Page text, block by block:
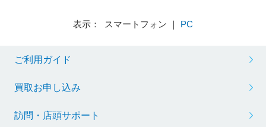
表示： スマートフォン ｜ PC
ご利用ガイド
買取お申し込み
訪問・店頭サポート